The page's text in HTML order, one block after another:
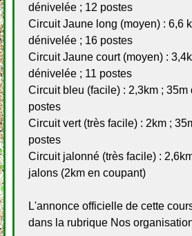
dénivelée ; 12 postes
Circuit Jaune long (moyen) : 6,6
dénivelée ; 16 postes
Circuit Jaune court (moyen) :
dénivelée ; 11 postes
Circuit bleu (facile) : 2,3km ; 35m
postes
Circuit vert (très facile) : 2km ;
postes
Circuit jalonné (très facile) :
jalons (2km en coupant)
L'annonce officielle de cette
dans la rubrique Nos